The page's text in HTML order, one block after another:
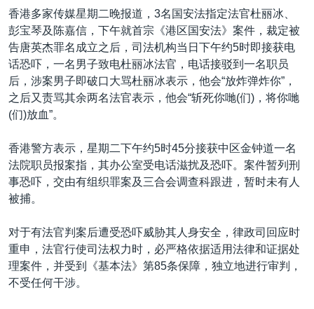
香港多家传媒星期二晚报道，3名国安法指定法官杜丽冰、
彭宝琴及陈嘉信，下午就首宗《港区国安法》案件，裁定被
告唐英杰罪名成立之后，司法机构当日下午约5时即接获电
话恐吓，一名男子致电杜丽冰法官，电话接驳到一名职员
后，涉案男子即破口大骂杜丽冰表示，他会“放炸弹炸你”，
之后又责骂其余两名法官表示，他会“斩死你哋(们)，将你哋
(们)放血”。
香港警方表示，星期二下午约5时45分接获中区金钟道一名
法院职员报案指，其办公室受电话滋扰及恐吓。案件暂列刑
事恐吓，交由有组织罪案及三合会调查科跟进，暂时未有人
被捕。
对于有法官判案后遭受恐吓威胁其人身安全，律政司回应时
重申，法官行使司法权力时，必严格依据适用法律和证据处
理案件，并受到《基本法》第85条保障，独立地进行审判，
不受任何干涉。